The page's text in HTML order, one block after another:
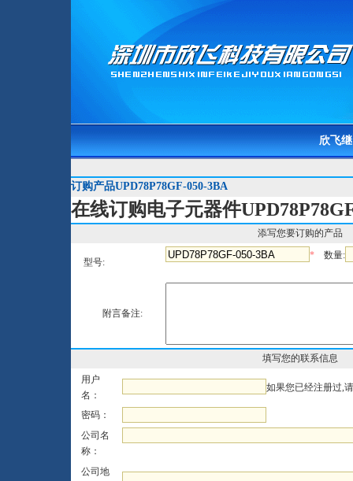
欣飞
订购产品UPD78P78GF-050-3BA
在线订购电子元器件
添写您要订购的产品
型号:
* 数量:
附言备注:
填写您的联系信息
用户
名：
如果您已经注册过,
密码：
公司名
称：
公司地